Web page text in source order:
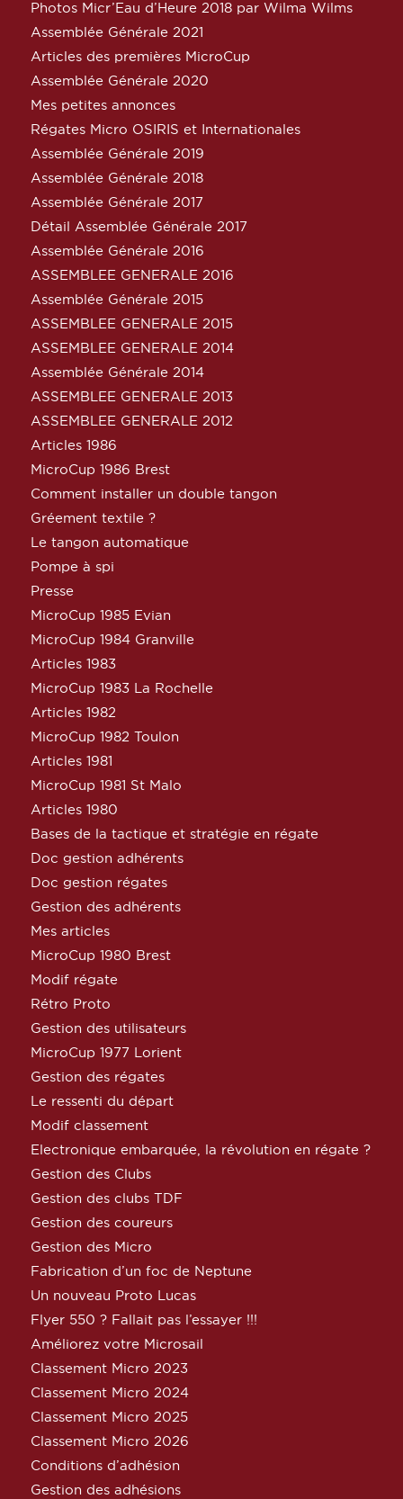
Photos Micr’Eau d’Heure 2018 par Wilma Wilms
Assemblée Générale 2021
Articles des premières MicroCup
Assemblée Générale 2020
Mes petites annonces
Régates Micro OSIRIS et Internationales
Assemblée Générale 2019
Assemblée Générale 2018
Assemblée Générale 2017
Détail Assemblée Générale 2017
Assemblée Générale 2016
ASSEMBLEE GENERALE 2016
Assemblée Générale 2015
ASSEMBLEE GENERALE 2015
ASSEMBLEE GENERALE 2014
Assemblée Générale 2014
ASSEMBLEE GENERALE 2013
ASSEMBLEE GENERALE 2012
Articles 1986
MicroCup 1986 Brest
Comment installer un double tangon
Gréement textile ?
Le tangon automatique
Pompe à spi
Presse
MicroCup 1985 Evian
MicroCup 1984 Granville
Articles 1983
MicroCup 1983 La Rochelle
Articles 1982
MicroCup 1982 Toulon
Articles 1981
MicroCup 1981 St Malo
Articles 1980
Bases de la tactique et stratégie en régate
Doc gestion adhérents
Doc gestion régates
Gestion des adhérents
Mes articles
MicroCup 1980 Brest
Modif régate
Rétro Proto
Gestion des utilisateurs
MicroCup 1977 Lorient
Gestion des régates
Le ressenti du départ
Modif classement
Electronique embarquée, la révolution en régate ?
Gestion des Clubs
Gestion des clubs TDF
Gestion des coureurs
Gestion des Micro
Fabrication d’un foc de Neptune
Un nouveau Proto Lucas
Flyer 550 ? Fallait pas l’essayer !!!
Améliorez votre Microsail
Classement Micro 2023
Classement Micro 2024
Classement Micro 2025
Classement Micro 2026
Conditions d’adhésion
Gestion des adhésions